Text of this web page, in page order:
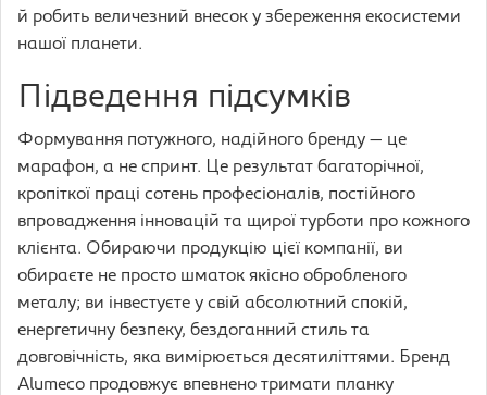
й робить величезний внесок у збереження екосистеми
нашої планети.
Підведення підсумків
Формування потужного, надійного бренду — це
марафон, а не спринт. Це результат багаторічної,
кропіткої праці сотень професіоналів, постійного
впровадження інновацій та щирої турботи про кожного
клієнта. Обираючи продукцію цієї компанії, ви
обираєте не просто шматок якісно обробленого
металу; ви інвестуєте у свій абсолютний спокій,
енергетичну безпеку, бездоганний стиль та
довговічність, яка вимірюється десятиліттями. Бренд
Alumeco продовжує впевнено тримати планку